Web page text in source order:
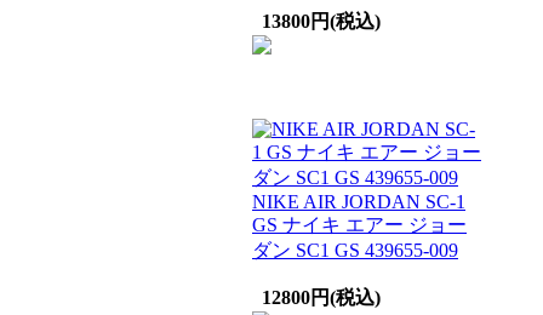
13800円(税込)
NIKE AIR JORDAN SC-1
GS ナイキ エアー ジョー
ダン SC1 GS 439655-009
12800円(税込)